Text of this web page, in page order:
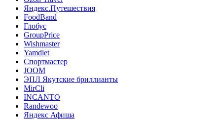
Яндекс.Путешествия
FoodBand
Глобус
GroupPrice
Wishmaster
Yamdiet
Спортмастер
JOOM
ЭПЛ Якутские бриллианты
MirCli
INCANTO
Randewoo
Яндекс Афиша